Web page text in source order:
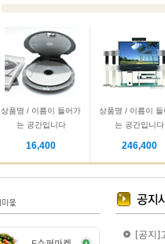
상품명 / 이름이 들어가
는 공간입니다
16,400
상품명 / 이름이 들
는 공간입니다
246,400
[공지]